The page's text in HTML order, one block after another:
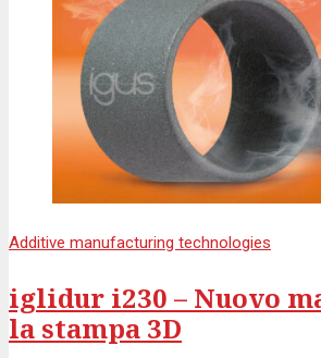
Additive manufacturing technologies
iglidur i230 – Nuovo
la stampa 3D